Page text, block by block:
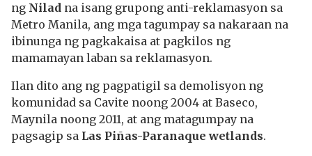
ng Nilad na isang grupong anti-reklamasyon sa
Metro Manila, ang mga tagumpay sa nakaraan na
ibinunga ng pagkakaisa at pagkilos ng
mamamayan laban sa reklamasyon.
Ilan dito ang ng pagpatigil sa demolisyon ng
komunidad sa Cavite noong 2004 at Baseco,
Maynila noong 2011, at ang matagumpay na
pagsagip sa Las Piñas-Paranaque wetlands.